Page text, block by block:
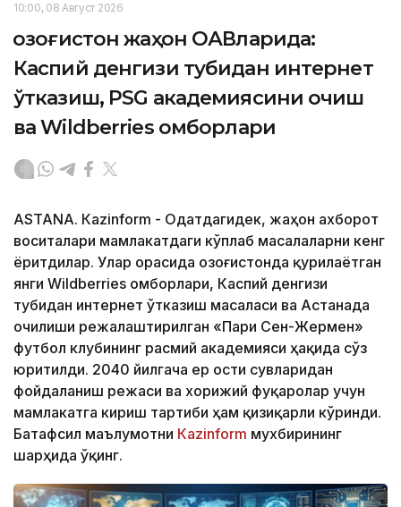
10:00, 08 Август 2026
Қозоғистон жаҳон ОАВларида:
Каспий денгизи тубидан интернет
ўтказиш, PSG академиясини очиш
ва Wildberries омборлари
ASTANА. Кazinform - Одатдагидек, жаҳон ахборот
воситалари мамлакатдаги кўплаб масалаларни кенг
ёритдилар. Улар орасида Қозоғистонда қурилаётган
янги Wildberries омборлари, Каспий денгизи
тубидан интернет ўтказиш масаласи ва Астанада
очилиши режалаштирилган «Пари Сен-Жермен»
футбол клубининг расмий академияси ҳақида сўз
юритилди. 2040 йилгача ер ости сувларидан
фойдаланиш режаси ва хорижий фуқаролар учун
мамлакатга кириш тартиби ҳам қизиқарли кўринди.
Батафсил маълумотни Кazinform мухбирининг
шарҳида ўқинг.